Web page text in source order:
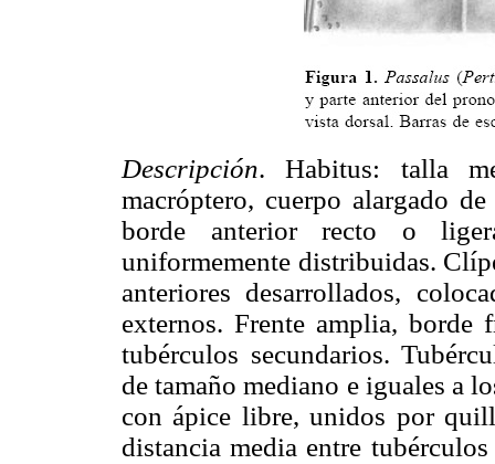
Descripción. Habitus: talla
macróptero, cuerpo alargado
borde anterior recto o
uniformemente distribuidas.
anteriores desarrollados,
externos. Frente amplia,
tubérculos secundarios.
de tamaño mediano e iguales a
con ápice libre, unidos por
distancia media entre